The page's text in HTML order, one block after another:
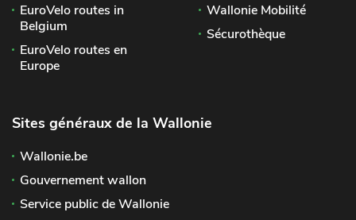
EuroVelo routes in
Belgium
EuroVelo routes en
Europe
Wallonie Mobilité
Sécurothèque
Sites généraux de la Wallonie
Wallonie.be
Gouvernement wallon
Service public de Wallonie